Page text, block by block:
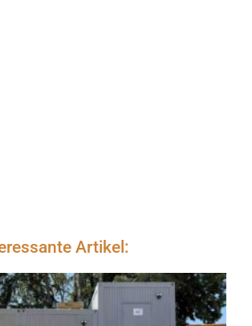
Artikel: